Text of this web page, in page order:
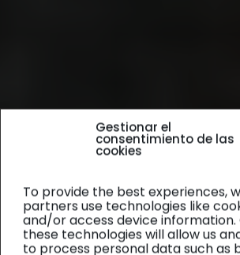
Gestionar el
consentimiento de las
cookies
To provide the best experiences,
partners use technologies like
and/or access device information.
these technologies will allow us
to process personal data such as